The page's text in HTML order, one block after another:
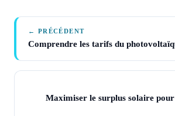
← PRÉCÉDENT
Comprendre les tarifs du
Maximiser le surplus solaire